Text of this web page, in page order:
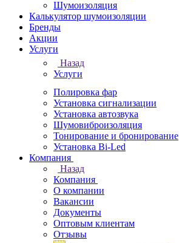
Шумоизоляция
Калькулятор шумоизоляции
Бренды
Акции
Услуги
Назад
Услуги
Полировка фар
Установка сигнализации
Установка автозвука
Шумовиброизоляция
Тонирование и бронирование
Установка Bi-Led
Компания
Назад
Компания
О компании
Вакансии
Документы
Оптовым клиентам
Отзывы